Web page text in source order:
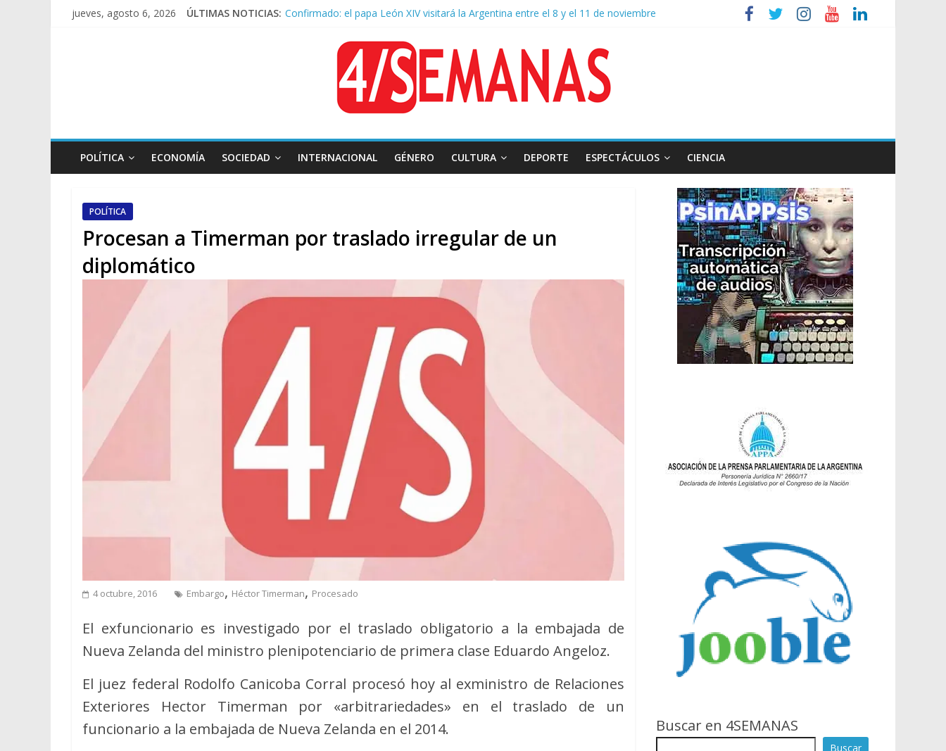
jueves, agosto 6, 2026 ÚLTIMAS NOTICIAS: Confirmado: el papa León XIV visitará la Argentina entre el 8 y el 11 de noviembre
Rechazo a la Ley de Tierras: se espera un fuerte operativo frente al Congreso
El rechazo al proyecto de Ley de Tierras predominó en las redes
Manuel Belgrano: Reparación Historia en el solar natal
POLÍTICA ECONOMÍA SOCIEDAD INTERNACIONAL GÉNERO CULTURA DEPORTE ESPECTÁCULOS CIENCIA
POLÍTICA
Procesan a Timerman por traslado irregular de un
diplomático
4 octubre, 2016 Embargo, Héctor Timerman, Procesado
El exfuncionario es investigado por el traslado obligatorio a la embajada de
Nueva Zelanda del ministro plenipotenciario de primera clase Eduardo Angeloz.
El juez federal Rodolfo Canicoba Corral procesó hoy al exministro de Relaciones
Exteriores Hector Timerman por «arbitrariedades» en el traslado de un
funcionario a la embajada de Nueva Zelanda en el 2014.
Buscar en 4SEMANAS
Buscar